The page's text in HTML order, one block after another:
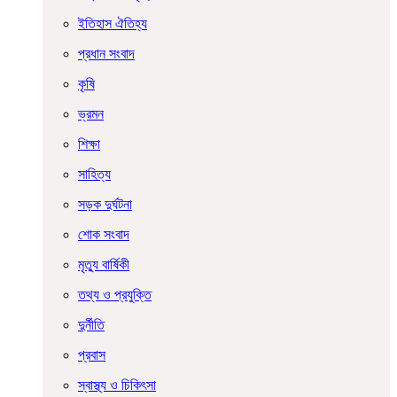
ইতিহাস ঐতিহ্য
প্রধান সংবাদ
কৃষি
ভ্রমন
শিক্ষা
সাহিত্য
সড়ক দুর্ঘটনা
শোক সংবাদ
মৃত্যু বার্ষিকী
তথ্য ও প্রযুক্তি
দুর্নীতি
প্রবাস
স্বাস্থ্য ও চিকিৎসা